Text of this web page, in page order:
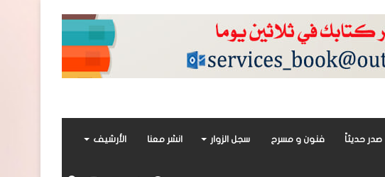
صدر حديثاً فنون و مسرح سجل الزوار انشر معنا الأرشيف